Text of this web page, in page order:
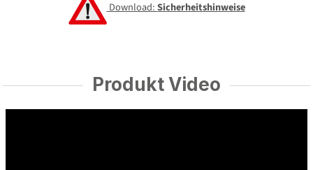
Download:Sicherheitshinweise
Produkt Video